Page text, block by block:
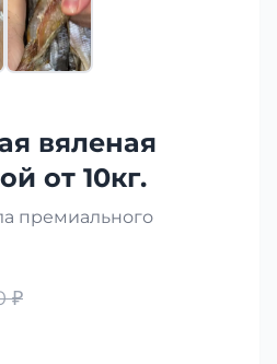
вяленая
от 10кг.
премиального
₽